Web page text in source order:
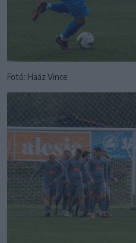
Fotó: Haáz Vince